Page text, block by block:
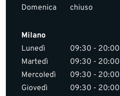
Domenica
chiuso
Milano
Lunedì
09:30 - 20:00
Martedì
09:30 - 20:00
Mercoledì
09:30 - 20:00
Giovedì
09:30 - 20:00